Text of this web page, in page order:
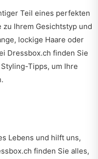
Teil eines perfekten
zu Ihrem Gesichtstyp und
lockige Haare oder
Dressbox.ch finden Sie
Tipps, um Ihre
Lebens und hilft uns,
finden Sie alles,